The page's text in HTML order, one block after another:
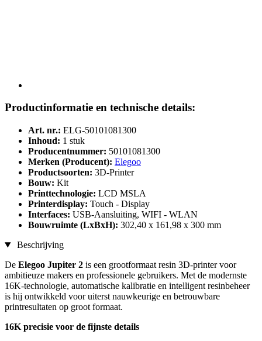
Productinformatie en technische details:
Art. nr.: ELG-50101081300
Inhoud: 1 stuk
Producentnummer: 50101081300
Merken (Producent): Elegoo
Productsoorten: 3D-Printer
Bouw: Kit
Printtechnologie: LCD MSLA
Printerdisplay: Touch - Display
Interfaces: USB-Aansluiting, WIFI - WLAN
Bouwruimte (LxBxH): 302,40 x 161,98 x 300 mm
Beschrijving
De Elegoo Jupiter 2 is een grootformaat resin 3D-printer voor
ambitieuze makers en professionele gebruikers. Met de modernste
16K-technologie, automatische kalibratie en intelligent resinbeheer
is hij ontwikkeld voor uiterst nauwkeurige en betrouwbare
printresultaten op groot formaat.
16K precisie voor de fijnste details